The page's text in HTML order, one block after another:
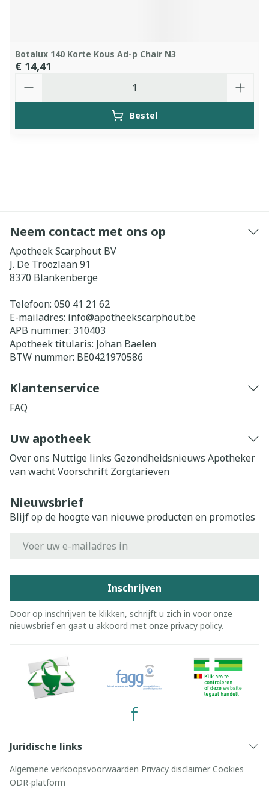
Botalux 140 Korte Kous Ad-p Chair N3
€ 14,41
Bestel
Neem contact met ons op
Apotheek Scarphout BV
J. De Troozlaan 91
8370 Blankenberge
Telefoon: 050 41 21 62
E-mailadres: info@apotheekscarphout.be
APB nummer: 310403
Apotheek titularis: Johan Baelen
BTW nummer: BE0421970586
Klantenservice
FAQ
Uw apotheek
Over ons Nuttige links Gezondheidsnieuws Apotheker
van wachtVoorschrift Zorgtarieven
Nieuwsbrief
Blijf op de hoogte van nieuwe producten en promoties
Inschrijven
Door op inschrijven te klikken, schrijft u zich in voor onze
nieuwsbrief en gaat u akkoord met onze privacy policy.
Juridische links
Algemene verkoopsvoorwaarden Privacy disclaimer Cookies
ODR-platform